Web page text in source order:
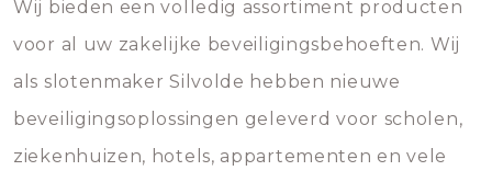
Wij bieden een volledig assortiment producten
voor al uw zakelijke beveiligingsbehoeften. Wij
als slotenmaker Silvolde hebben nieuwe
beveiligingsoplossingen geleverd voor scholen,
ziekenhuizen, hotels, appartementen en vele